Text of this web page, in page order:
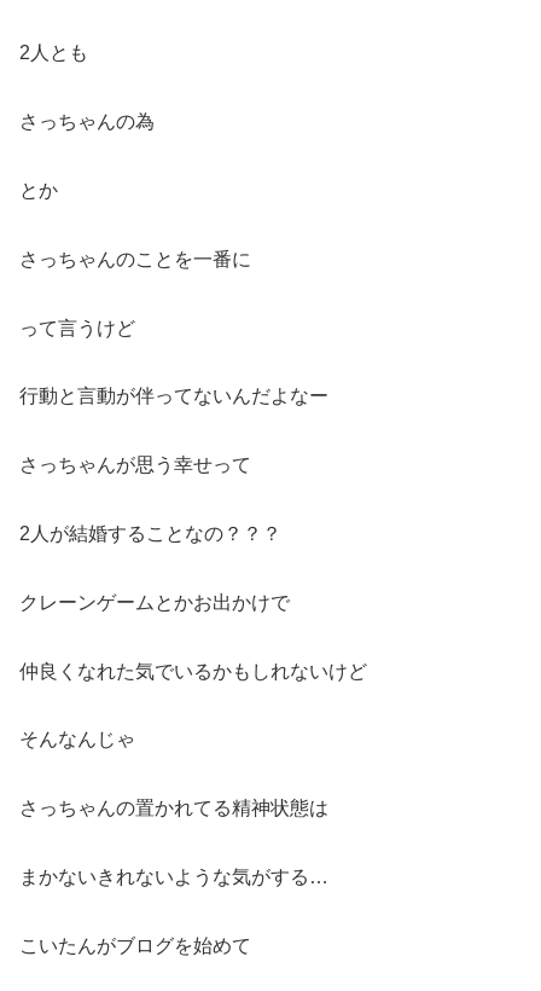
2人とも
さっちゃんの為
とか
さっちゃんのことを一番に
って言うけど
行動と言動が伴ってないんだよなー
さっちゃんが思う幸せって
2人が結婚することなの？？？
クレーンゲームとかお出かけで
仲良くなれた気でいるかもしれないけど
そんなんじゃ
さっちゃんの置かれてる精神状態は
まかないきれないような気がする…
こいたんがブログを始めて